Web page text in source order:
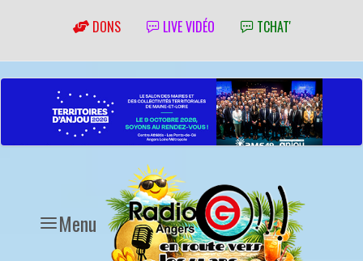
DONS LIVE VIDÉO TCHAT'
Menu